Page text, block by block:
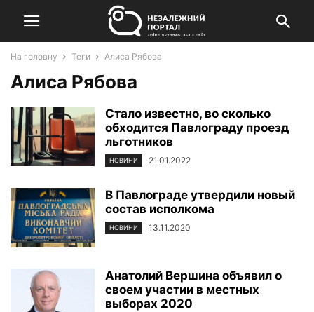
На головну Теги Алиса Рябова
Алиса Рябова
Стало известно, во сколько
обходится Павлограду проезд
льготников
НОВИНИ 21.01.2022
В Павлограде утвердили новый
состав исполкома
НОВИНИ 13.11.2020
Анатолий Вершина объявил о
своем участии в местных
выборах 2020